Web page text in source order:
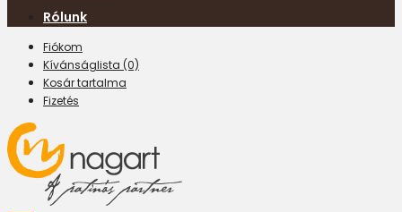
Rólunk
Fiókom
Kívánságlista (0)
Kosár tartalma
Fizetés